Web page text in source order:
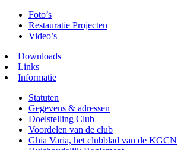
Foto’s
Restauratie Projecten
Video’s
Downloads
Links
Informatie
Statuten
Gegevens & adressen
Doelstelling Club
Voordelen van de club
Ghia Varia, het clubblad van de KGCN